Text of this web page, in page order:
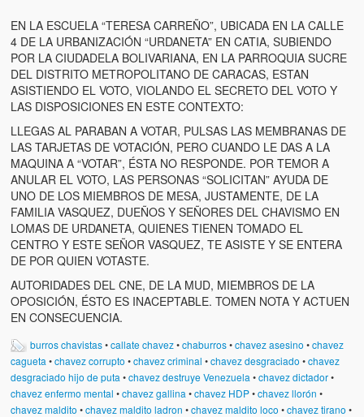
EN LA ESCUELA “TERESA CARREÑO”, UBICADA EN LA CALLE
4 DE LA URBANIZACIÓN “URDANETA” EN CATIA, SUBIENDO
POR LA CIUDADELA BOLIVARIANA, EN LA PARROQUIA SUCRE
DEL DISTRITO METROPOLITANO DE CARACAS, ESTAN
ASISTIENDO EL VOTO, VIOLANDO EL SECRETO DEL VOTO Y
LAS DISPOSICIONES EN ESTE CONTEXTO:
LLEGAS AL PARABAN A VOTAR, PULSAS LAS MEMBRANAS DE
LAS TARJETAS DE VOTACIÓN, PERO CUANDO LE DAS A LA
MAQUINA A “VOTAR”, ÉSTA NO RESPONDE. POR TEMOR A
ANULAR EL VOTO, LAS PERSONAS “SOLICITAN” AYUDA DE
UNO DE LOS MIEMBROS DE MESA, JUSTAMENTE, DE LA
FAMILIA VASQUEZ, DUEÑOS Y SEÑORES DEL CHAVISMO EN
LOMAS DE URDANETA, QUIENES TIENEN TOMADO EL
CENTRO Y ESTE SEÑOR VASQUEZ, TE ASISTE Y SE ENTERA
DE POR QUIEN VOTASTE.
AUTORIDADES DEL CNE, DE LA MUD, MIEMBROS DE LA
OPOSICIÓN, ÉSTO ES INACEPTABLE. TOMEN NOTA Y ACTUEN
EN CONSECUENCIA.
burros chavistas•callate chavez•chaburros•chavez asesino •chavez
cagueta •chavez corrupto •chavez criminal •chavez desgraciado •chavez
desgraciado hijo de puta •chavez destruye Venezuela •chavez dictador•
chavez enfermo mental •chavez gallina •chavez HDP•chavez llorón •
chavez maldito •chavez maldito ladron •chavez maldito loco •chavez tirano •